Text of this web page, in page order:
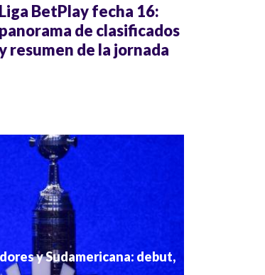
Liga BetPlay fecha 16:
panorama de clasificados
resumen de la jornada
y Sudamericana: debut,